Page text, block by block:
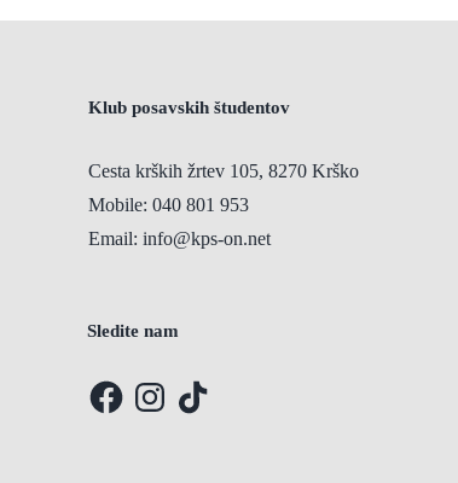
Klub posavskih študentov
Cesta krških žrtev 105, 8270 Krško
Mobile: 040 801 953
Email: info@kps-on.net
Sledite nam
FacebookInstagram
TikTok